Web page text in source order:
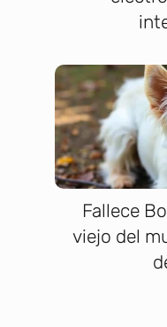
Fallece
viejo del